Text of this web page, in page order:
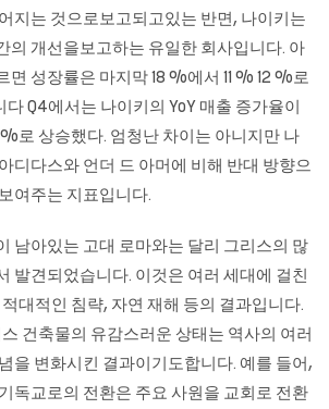
지는 것으로보고되고있는 반면, 나이키는
의 개선을보고하는 유일한 회사입니다. 아
면 성장률은 마지막 18 %에서 11 % 12 %로
Q4에서는 나이키의 YoY 매출 증가율이
로 상승했다. 엄청난 차이는 아니지만 나
디다스와 언더 드 아머에 비해 반대 방향으
여주는 지표입니다.
남아있는 고대 로마와는 달리 그리스의 많
발견되었습니다. 이것은 여러 세대에 걸친
대적인 침략, 자연 재해 등의 결과입니다.
건축물의 유감스러운 상태는 역사의 여러
을 변화시킨 결과이기도합니다. 예를 들어,
독교로의 전환은 주요 사원을 교회로 전환